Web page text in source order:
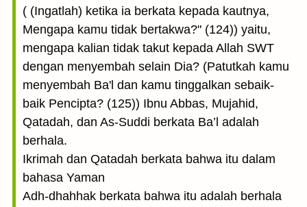
( (Ingatlah) ketika ia berkata kepada kautnya,
Mengapa kamu tidak bertakwa?" (124)) yaitu,
mengapa kalian tidak takut kepada Allah SWT
dengan menyembah selain Dia? (Patutkah kamu
menyembah Ba'l dan kamu tinggalkan sebaik-
baik Pencipta? (125)) Ibnu Abbas, Mujahid,
Qatadah, dan As-Suddi berkata Ba’l adalah
berhala.
Ikrimah dan Qatadah berkata bahwa itu dalam
bahasa Yaman
Adh-dhahhak berkata bahwa itu adalah berhala